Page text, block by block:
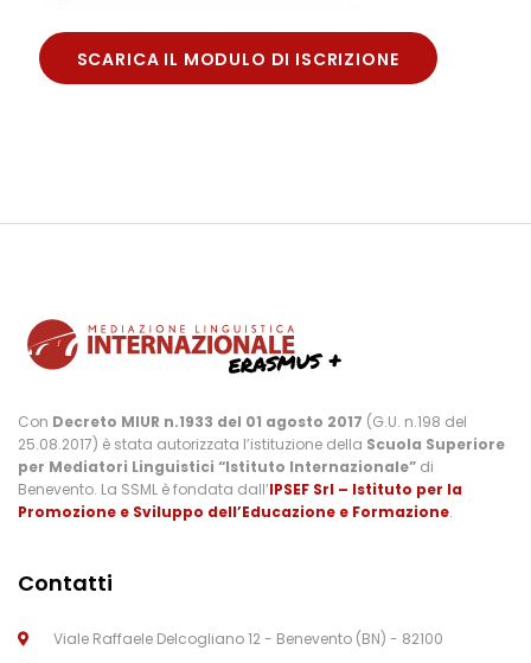
SCARICA IL MODULO DI ISCRIZIONE
Con Decreto MIUR n.1933 del 01 agosto 2017 (G.U. n.198 del
25.08.2017) è stata autorizzata l’istituzione della Scuola Superiore
per Mediatori Linguistici “Istituto Internazionale” di
Benevento. La SSML è fondata dall’IPSEF Srl – Istituto per la
Promozione e Sviluppo dell’Educazione e Formazione.
Contatti
Viale Raffaele Delcogliano 12 - Benevento (BN) - 82100